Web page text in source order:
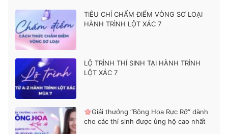
TIÊU CHÍ CHẤM ĐIỂM VÒNG SƠ LOẠI
HÀNH TRÌNH LỘT XÁC 7
LỘ TRÌNH THÍ SINH TẠI HÀNH TRÌNH
LỘT XÁC 7
Giải thưởng “Bông Hoa Rực Rỡ” dành
cho các thí sinh được ủng hộ cao nhất